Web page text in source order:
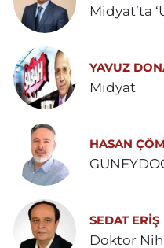
Midyat’ta
YAVUZ
Midyat
HASAN
SEDAT ERİŞ